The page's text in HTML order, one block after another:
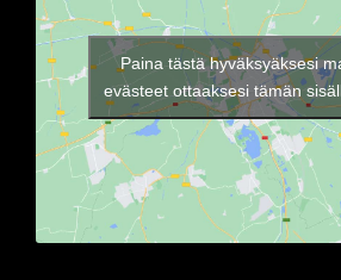
Paina tästä hyväksyäksesi
evästeet ottaaksesi tämän